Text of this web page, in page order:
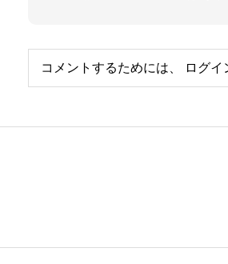
コメントするためには、 ログイ